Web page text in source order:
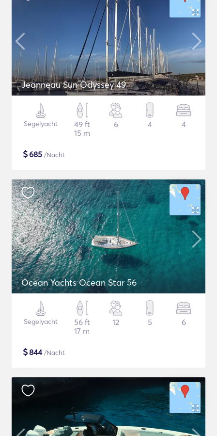
Jeanneau Sun Odyssey 49
Segelyacht
49 ft
15 m
6 4 4
$685 /Nacht
Ocean Yachts Ocean Star 56
Segelyacht
56 ft
17 m
12 5 6
$844/Nacht